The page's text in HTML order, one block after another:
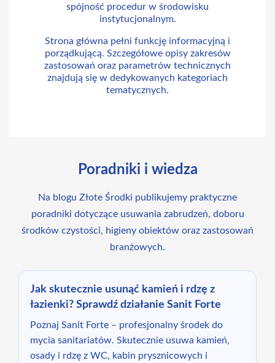
spójność procedur w środowisku
instytucjonalnym.
Strona główna pełni funkcję informacyjną i
porządkującą. Szczegółowe opisy zakresów
zastosowań oraz parametrów technicznych
znajdują się w dedykowanych kategoriach
tematycznych.
Poradniki i wiedza
Na blogu Złote Środki publikujemy praktyczne
poradniki dotyczące usuwania zabrudzeń, doboru
środków czystości, higieny obiektów oraz zastosowań
branżowych.
Jak skutecznie usunąć kamień i rdzę z
łazienki? Sprawdź działanie Sanit Forte
Poznaj Sanit Forte – profesjonalny środek do
mycia sanitariatów. Skutecznie usuwa kamień,
osady i rdzę z WC, kabin prysznicowych i